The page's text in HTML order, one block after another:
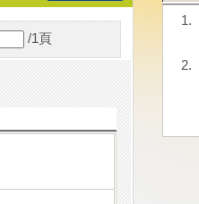
導
/1 頁
1.
2.